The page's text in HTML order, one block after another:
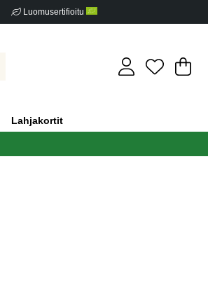
Luomusertifioitu
.
Lahjakortit